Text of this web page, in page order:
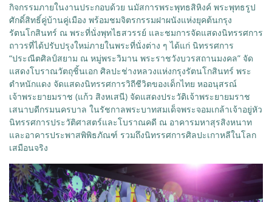
กิจกรรมภายในงานประกอบด้วย นมัสการพระพุทธสิหิงค์ พระพุทธรูป
ศักดิ์สิทธิ์คู่บ้านคู่เมือง พร้อมชมจิตรกรรมฝาผนังแห่งยุคต้นกรุง
รัตนโกสินทร์ ณ พระที่นั่งพุทไธสวรรย์ และชมการจัดแสดงนิทรรศการ
ถาวรที่ได้ปรับปรุงใหม่ภายในพระที่นั่งต่าง ๆ ได้แก่ นิทรรศการ
“ประณีตศิลป์สยาม ณ หมู่พระวิมาน พระราชวังบวรสถานมงคล” จัด
แสดงโบราณวัตถุชิ้นเอก ศิลปะช่างหลวงแห่งกรุงรัตนโกสินทร์ พระ
ตำหนักแดง จัดแสดงนิทรรศการวิถีชีวิตของเด็กไทย หออนุสรณ์
เจ้าพระยายมราช (แก้ว สิงหเสนี) จัดแสดงประวัติเจ้าพระยายมราช
เสนาบดีกรมนครบาล ในรัชกาลพระบาทสมเด็จพระจอมเกล้าเจ้าอยู่หัว
นิทรรศการประวัติศาสตร์และโบราณคดี ณ อาคารมหาสุรสิงหนาท
และอาคารประพาสพิพิธภัณฑ์ รวมถึงนิทรรศการศิลปะเกาหลีในโลก
เสมือนจริง